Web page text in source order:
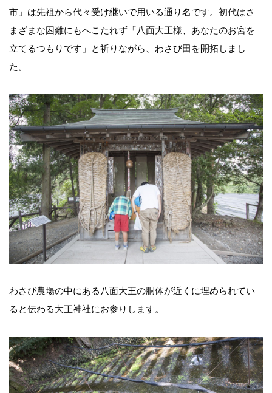
市」は先祖から代々受け継いで用いる通り名です。初代はさ
まざまな困難にもへこたれず「八面大王様、あなたのお宮を
立てるつもりです」と祈りながら、わさび田を開拓しまし
た。
わさび農場の中にある八面大王の胴体が近くに埋められてい
ると伝わる大王神社にお参りします。